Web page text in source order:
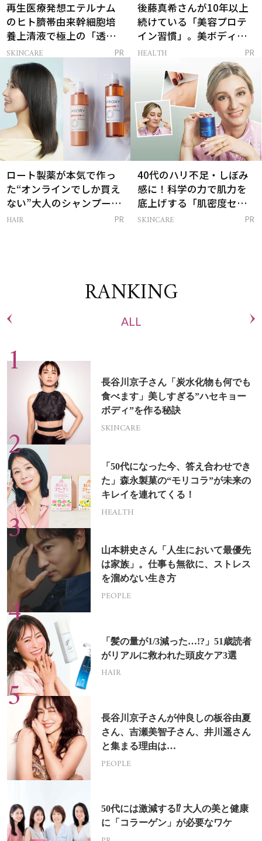
再生医療発想エテルナム
のヒト臍帯由来幹細胞培
養上清液で極上の「透明
感ハリ肌」へ
SKINCARE PR
後藤真希さんが10年以上
続けている「美容プロテ
イン習慣」。美ボディを
支える朝ルーティンと
HEALTH PR
ロート製薬が本気で作っ
た“オンラインでしか買え
ない”大人のシャンプー＆
トリートメントって？
HAIR PR
40代のハリ不足・しぼみ
感に！科学の力で肌力を
底上げする「肌密度セラ
ム」
SKINCARE PR
RANKING
ALL
長谷川京子さん「炭水化物も何でも
食べます」美しすぎる”ハセキョー
ボディ”を作る秘訣
SKINCARE
「50代になった今、答え合わせでき
た」森永製菓の“モリコラ”が未来の
キレイを連れてくる！
HEALTH
山本耕史さん「人生において最優先
は家族」。仕事も無欲に、ストレス
を溜めない生き方
PEOPLE
「髪の量が1/3減った…!?」51歳読者
がリアルに救われた頭皮ケア3選
HAIR
長谷川京子さんが仲良しの板谷由夏
さん、吉瀬美智子さん、井川遥さん
と集まる理由は…
PEOPLE
50代には激減する⁉ 大人の美と健康
に「コラーゲン」が必要なワケ